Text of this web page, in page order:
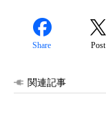
Share Post
関連記事